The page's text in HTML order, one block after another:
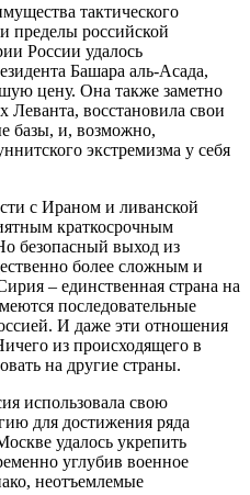
тактического
пределы российской
России удалось
Башара аль-Асада,
цену. Она также заметно
Леванта, восстановила свои
базы, и, возможно,
экстремизма у себя
с Ираном и ливанской
краткосрочным
безопасный выход из
более сложным и
– единственная страна на
последовательные
И даже эти отношения
из происходящего в
на другие страны.
использовала свою
для достижения ряда
удалось укрепить
углубив военное
неотъемлемые